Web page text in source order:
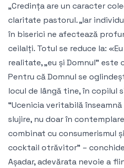
„Credința are un caracter
claritate pastorul. „Iar
în biserici ne afectează
ceilalți. Totul se reduce la:
realitate, „eu și Domnul”
Pentru că Domnul se
locul de lângă tine, în copilul
“Ucenicia veritabilă
slujire, nu doar în
combinat cu consumerismul
cocktail otrăvitor” –
Așadar, adevărata nevoie a